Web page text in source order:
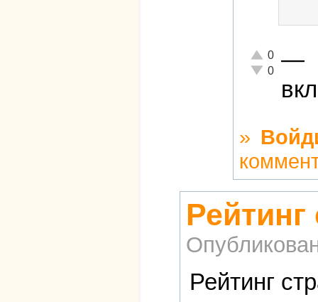
Отлично!
0
Неадекватно!
0 —
»
Рейтинг